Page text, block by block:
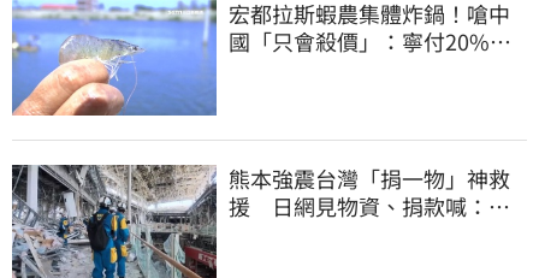
宏都拉斯蝦農集體炸鍋！嗆中
國「只會殺價」：寧付20%關
熊本強震台灣「捐一物」神救
援 日網見物資、捐款喊：給